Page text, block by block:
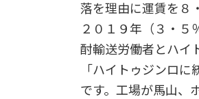
落を理由に運賃を８
２０１９年（３・５
酎輸送労働者とハイ
「ハイトゥジンロ
です。工場が馬山、